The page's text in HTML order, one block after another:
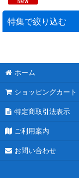
特集で絞り込む
モチーフスタンド花
ピンク
レッド
ブルー
ホワイト
ホーム
ショッピングカート
特定商取引法表示
ご利用案内
お問い合わせ